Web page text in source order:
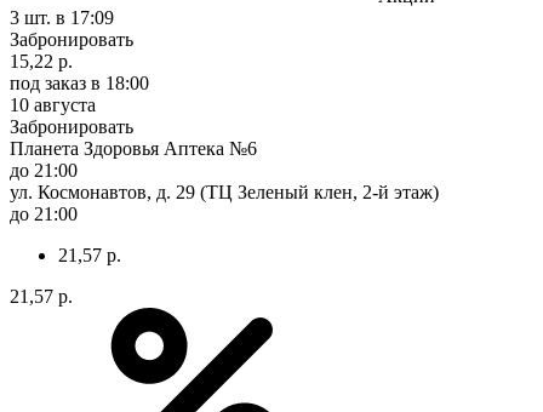
3 шт. в 17:09
Забронировать
15,22 р.
под заказ в 18:00
10 августа
Забронировать
Планета Здоровья Аптека №6
до 21:00
ул. Космонавтов, д. 29 (ТЦ Зеленый клен, 2-й этаж)
до 21:00
21,57 р.
21,57 р.